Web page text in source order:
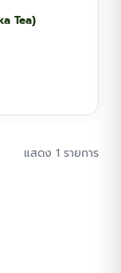
Tea)
แสดง 1 รายการ